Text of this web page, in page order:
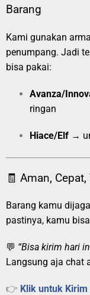
Barang
Kami gunakan
penumpang. Jadi
bisa pakai:
Avanza/
ringan
Hiace/Elf →
🧾 Aman,
Barang kamu
pastinya, kamu bisa
💬 “Bisa kirim hari
Langsung aja chat
👉 Klik untuk